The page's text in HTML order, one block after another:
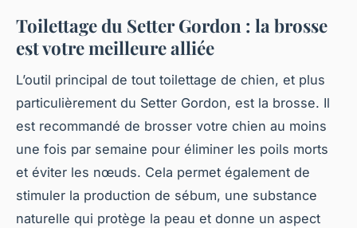
Toilettage du Setter Gordon : la brosse
est votre meilleure alliée
L’outil principal de tout toilettage de chien, et plus
particulièrement du Setter Gordon, est la brosse. Il
est recommandé de brosser votre chien au moins
une fois par semaine pour éliminer les poils morts
et éviter les nœuds. Cela permet également de
stimuler la production de sébum, une substance
naturelle qui protège la peau et donne un aspect